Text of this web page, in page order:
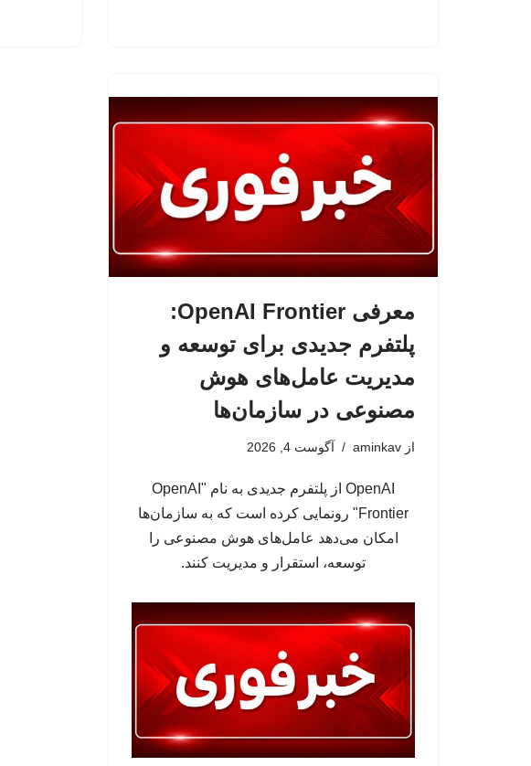
معرفی OpenAI Frontier:
پلتفرم جدیدی برای توسعه و
مدیریت عامل‌های هوش
مصنوعی در سازمان‌ها
از aminkav آگوست 4, 2026
OpenAI از پلتفرم جدیدی به نام "OpenAI
Frontier" رونمایی کرده است که به سازمان‌ها
امکان می‌دهد عامل‌های هوش مصنوعی را
توسعه، استقرار و مدیریت کنند.